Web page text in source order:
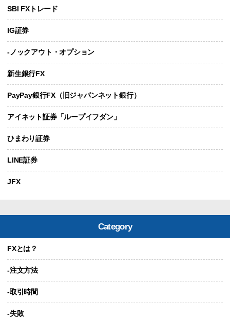
SBI FXトレード
IG証券
-ノックアウト・オプション
新生銀行FX
PayPay銀行FX（旧ジャパンネット銀行）
アイネット証券「ループイフダン」
ひまわり証券
LINE証券
JFX
Category
FXとは？
-注文方法
-取引時間
-失敗